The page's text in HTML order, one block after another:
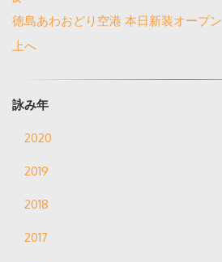
徳島あわおどり空港 本日新装オープン
上へ
詠み年
2020
2019
2018
2017